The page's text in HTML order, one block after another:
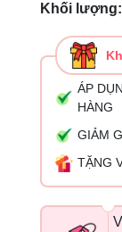
Khối lượng:
ÁP
HÀNG
GIẢM
TẶNG